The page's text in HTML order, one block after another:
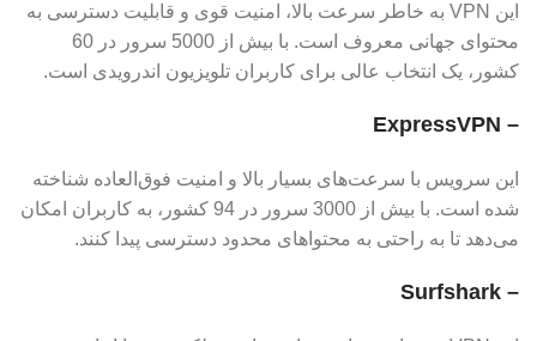
این VPN به خاطر سرعت بالا، امنیت قوی و قابلیت دسترسی به
محتوای جهانی معروف است. با بیش از 5000 سرور در 60
کشور، یک انتخاب عالی برای کاربران تلویزیون اندرویدی است.
– ExpressVPN
این سرویس با سرعت‌های بسیار بالا و امنیت فوق‌العاده شناخته
شده است. با بیش از 3000 سرور در 94 کشور، به کاربران امکان
می‌دهد تا به راحتی به محتواهای محدود دسترسی پیدا کنند.
– Surfshark